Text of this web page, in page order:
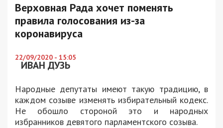
Верховная Рада хочет поменять
правила голосования из-за
коронавируса
22/09/2020 - 15:05
ИВАН ДУЗЬ
Народные депутаты имеют такую традицию, в
каждом созыве изменять избирательный кодекс.
Не обошло стороной это и народных
избранников девятого парламентского созыва.